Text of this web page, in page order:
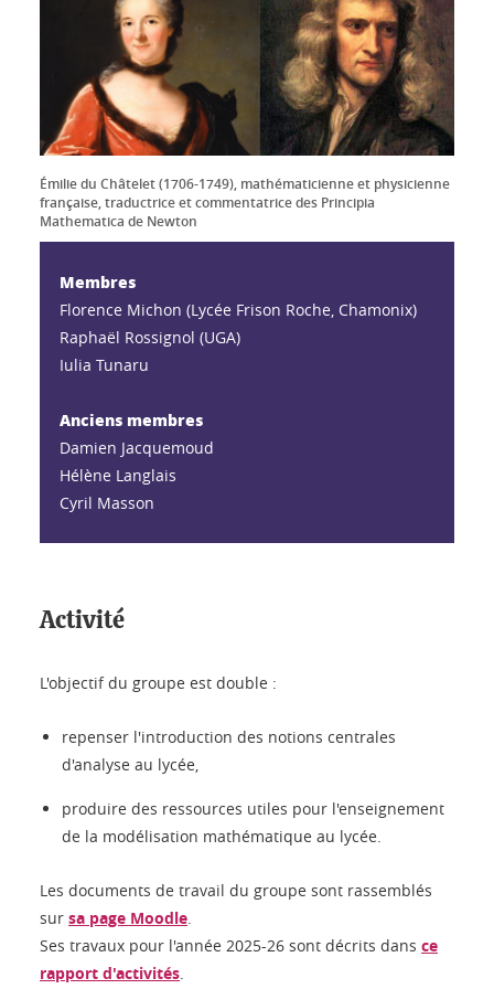
Émilie du Châtelet (1706-1749), mathématicienne et physicienne
française, traductrice et commentatrice des Principia
Mathematica de Newton
Membres
Florence Michon (Lycée Frison Roche, Chamonix)
Raphaël Rossignol (UGA)
Iulia Tunaru
Anciens membres
Damien Jacquemoud
Hélène Langlais
Cyril Masson
Activité
L'objectif du groupe est double :
repenser l'introduction des notions centrales
d'analyse au lycée,
produire des ressources utiles pour l'enseignement
de la modélisation mathématique au lycée.
Les documents de travail du groupe sont rassemblés
sur sa page Moodle.
Ses travaux pour l'année 2025-26 sont décrits dans ce
rapport d'activités.